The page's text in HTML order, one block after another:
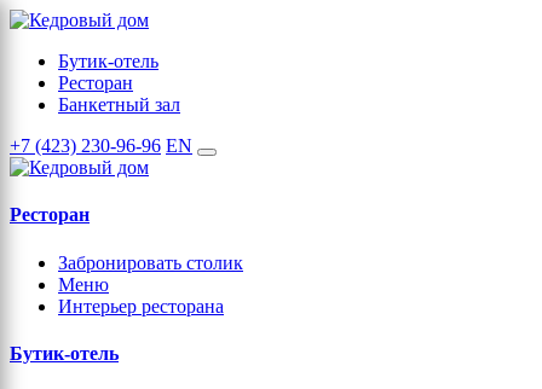
Бутик-отель
Ресторан
Банкетный зал
+7 (423) 230-96-96 EN
Ресторан
Забронировать столик
Меню
Интерьер ресторана
Бутик-отель